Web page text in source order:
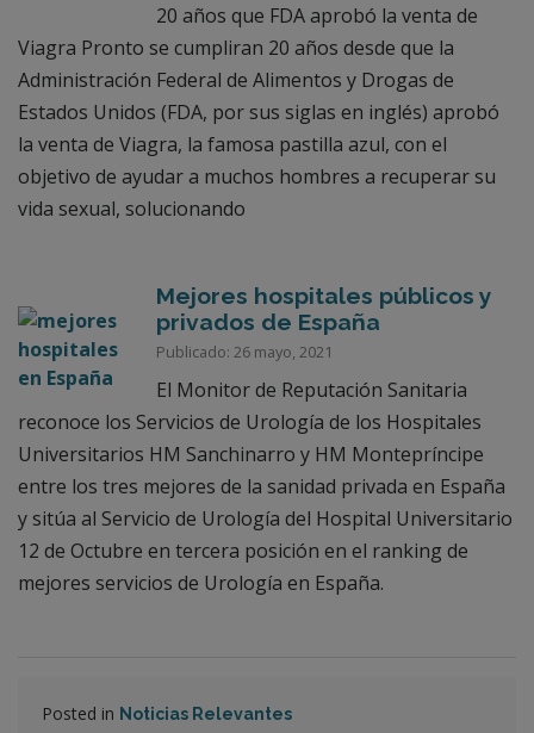
20 años que FDA aprobó la venta de
Viagra Pronto se cumpliran 20 años desde que la
Administración Federal de Alimentos y Drogas de
Estados Unidos (FDA, por sus siglas en inglés) aprobó
la venta de Viagra, la famosa pastilla azul, con el
objetivo de ayudar a muchos hombres a recuperar su
vida sexual, solucionando
Mejores hospitales públicos y
privados de España
Publicado: 26 mayo, 2021
El Monitor de Reputación Sanitaria
reconoce los Servicios de Urología de los Hospitales
Universitarios HM Sanchinarro y HM Montepríncipe
entre los tres mejores de la sanidad privada en España
y sitúa al Servicio de Urología del Hospital Universitario
12 de Octubre en tercera posición en el ranking de
mejores servicios de Urología en España.
Posted in Noticias Relevantes